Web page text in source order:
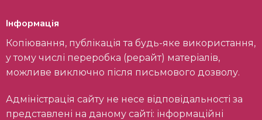
Інформація
Копіювання, публікація та будь-яке використання,
у тому числі переробка (рерайт) матеріалів,
можливе виключно після письмового дозволу.
Адміністрація сайту не несе відповідальності за
представлені на даному сайті: інформаційні